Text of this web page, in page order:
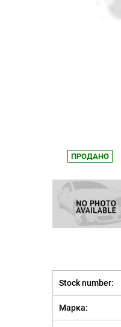
ПРОДАНО
Stock number:
Марка: